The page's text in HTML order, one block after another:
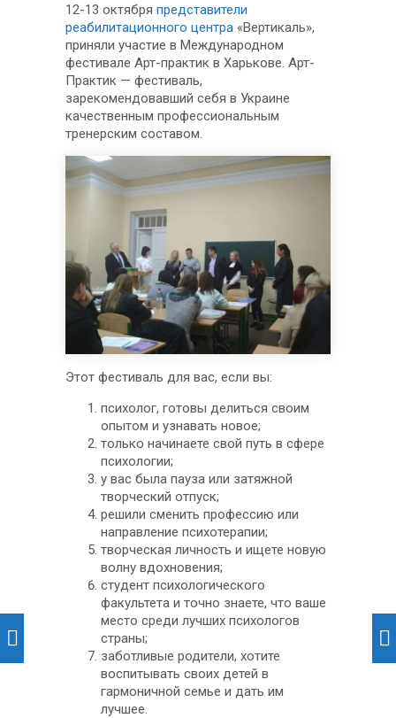
12-13 октября представители
реабилитационного центра «Вертикаль»,
приняли участие в Международном
фестивале Арт-практик в Харькове. Арт-
Практик — фестиваль,
зарекомендовавший себя в Украине
качественным профессиональным
тренерским составом.
Этот фестиваль для вас, если вы:
психолог, готовы делиться своим
опытом и узнавать новое;
только начинаете свой путь в сфере
психологии;
у вас была пауза или затяжной
творческий отпуск;
решили сменить профессию или
направление психотерапии;
творческая личность и ищете новую
волну вдохновения;
студент психологического
факультета и точно знаете, что ваше
место среди лучших психологов
страны;
заботливые родители, хотите
воспитывать своих детей в
гармоничной семье и дать им
лучшее.